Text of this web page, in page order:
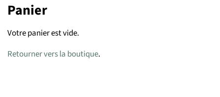
Panier
Votre panier est vide.
Retourner vers la boutique.